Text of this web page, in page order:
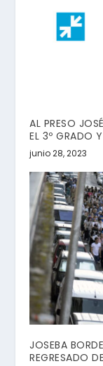
AL PRESO
EL 3º GRADO
junio 28, 2023
JOSEBA
REGRESADO